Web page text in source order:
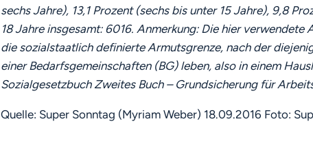
sechs Jahre), 13,1 Prozent (sechs bis unter 15 Jahre), 9,8
18 Jahre insgesamt: 6016. Anmerkung: Die hier
die sozialstaatlich definierte Armutsgrenze, nach der
einer Bedarfsgemeinschaften (BG) leben, also in einem
Sozialgesetzbuch Zweites Buch – Grundsicherung für
Quelle: Super Sonntag (Myriam Weber) 18.09.2016 Foto: